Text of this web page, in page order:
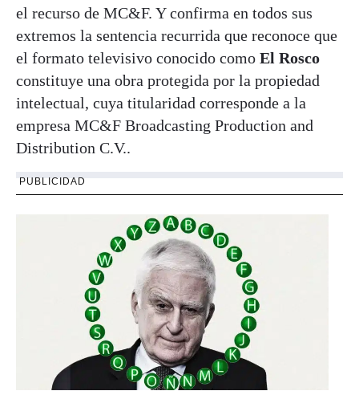
el recurso de MC&F. Y confirma en todos sus
extremos la sentencia recurrida que reconoce que
el formato televisivo conocido como El Rosco
constituye una obra protegida por la propiedad
intelectual, cuya titularidad corresponde a la
empresa MC&F Broadcasting Production and
Distribution C.V..
PUBLICIDAD